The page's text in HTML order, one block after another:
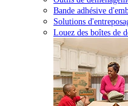
Bande adhésive
Solutions
Louez des boîtes de